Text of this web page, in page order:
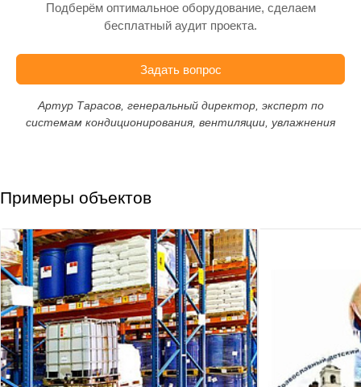
Подберём оптимальное оборудование, сделаем
бесплатный аудит проекта.
Задать вопрос
Артур Тарасов, генеральный директор, эксперт по
системам кондиционирования, вентиляции, увлажнения
Примеры объектов